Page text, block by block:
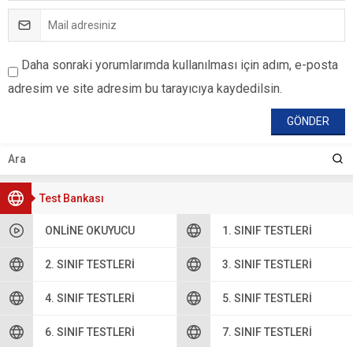
Test Bankası
ONLINE OKUYUCU 1. SINIF TESTLERI
2. SINIF TESTLERI 3. SINIF TESTLERI
4. SINIF TESTLERI 5. SINIF TESTLERI
6. SINIF TESTLERI 7. SINIF TESTLERI
Daha sonraki yorumlarımda kullanılması için adım, e-posta
adresim ve site adresim bu tarayıcıya kaydedilsin.